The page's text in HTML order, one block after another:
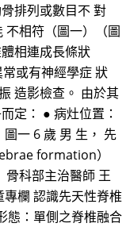
排列或數目不 對
相符（圖一）（圖
相連成長條狀
或有神經學症 狀
造影檢查。 由於其
定： ● 病灶位置：
一 6 歲 男 生， 先
formation）
科部主治醫師 王
欄 認識先天性脊椎
態：單側之脊椎融合